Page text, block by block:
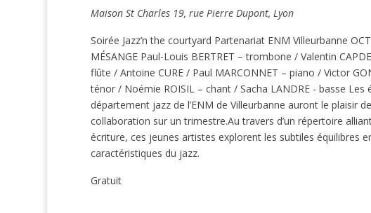
Maison St Charles 19, rue Pierre Dupont, Lyon
Soirée Jazz’n the courtyard Partenariat ENM Villeurbanne
MÉSANGE Paul-Louis BERTRET – trombone / Valentin
flûte / Antoine CURE / Paul MARCONNET – piano / Victor
ténor / Noémie ROISIL – chant / Sacha LANDRE - basse Les
département jazz de l’ENM de Villeurbanne auront le plaisir
collaboration sur un trimestre.Au travers d’un répertoire
écriture, ces jeunes artistes explorent les subtiles équilibres
caractéristiques du jazz.
Gratuit